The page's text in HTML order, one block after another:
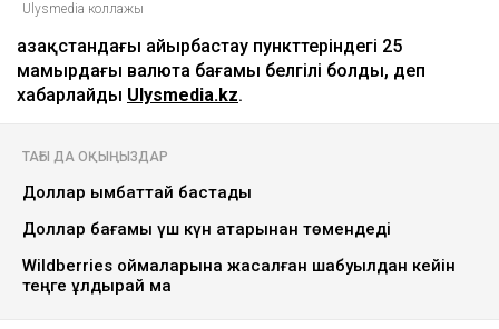
Ulysmedia коллажы
Қазақстандағы айырбастау пункттеріндегі 25
мамырдағы валюта бағамы белгілі болды, деп
хабарлайды Ulysmedia.kz.
ТАҒЫ ДА ОҚЫҢЫЗДАР
Доллар қымбаттай бастады
Доллар бағамы үш күн қатарынан төмендеді
Wildberries қоймаларына жасалған шабуылдан кейін
теңге құлдырай ма